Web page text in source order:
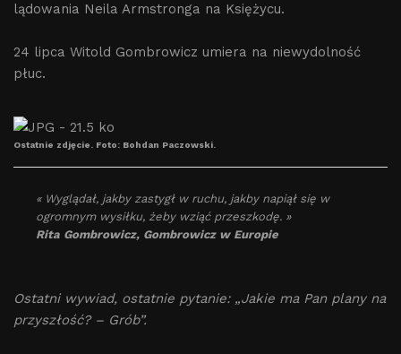
lądowania Neila Armstronga na Księżycu.
24 lipca Witold Gombrowicz umiera na niewydolność
płuc.
Ostatnie zdjęcie. Foto: Bohdan Paczowski.
« Wyglądał, jakby zastygł w ruchu, jakby napiął się w
ogromnym wysiłku, żeby wziąć przeszkodę. »
Rita Gombrowicz, Gombrowicz w Europie
Ostatni wywiad, ostatnie pytanie: „Jakie ma Pan plany na
przyszłość? – Grób”.